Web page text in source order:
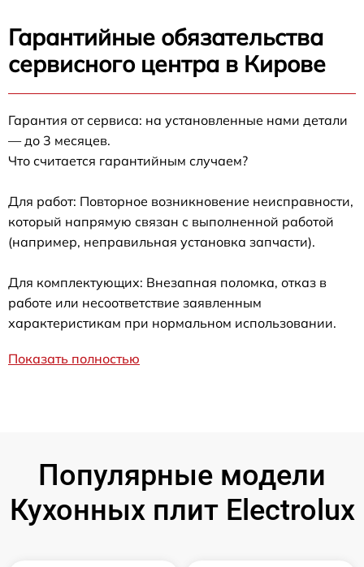
Гарантийные обязательства
сервисного центра в Кирове
Гарантия от сервиса: на установленные нами детали
— до 3 месяцев.
Что считается гарантийным случаем?
Для работ: Повторное возникновение неисправности,
который напрямую связан с выполненной работой
(например, неправильная установка запчасти).
Для комплектующих: Внезапная поломка, отказ в
работе или несоответствие заявленным
характеристикам при нормальном использовании.
Показать полностью
Популярные модели
Кухонных плит Electrolux